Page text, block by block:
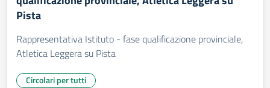
Pista
Rappresentativa Istituto - fase qualificazione provinciale,
Atletica Leggera su Pista
Circolari per tutti